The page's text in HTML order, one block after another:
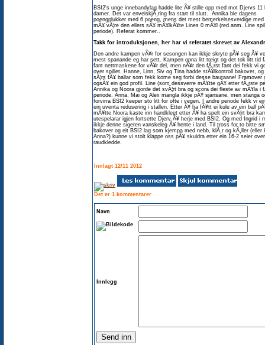
BSI2's unge innebandylag hadde lite Ã¥ stille opp med mot Djervs 11
damer. Det var enveiskjÃ¸ring fra start til slutt. Annika ble dagens
poengplukker med 6 poeng, mens det mest bemerkelsesverdige med
mÃ¥ vÃ¦re den ellers sÃ¥ mÃ¥lkÃ¥te Lines 0 mÃ¥l (red.anm. Line
periode). Referat kommer..
Takk for introduksjonen, her har vi referatet skrevet av
Den andre kampen vÃ¥r for sesongen kan ikkje skryte pÃ¥ seg Ã¥
mest spanande eg har sett. Kampen opna litt treigt og det tok litt tid
fant nettmaskene for vÃ¥r del, men nÃ¥r den fÃ¸rst fant dei fekk vi
over spillet. Hanne, Linn, Siv og Tina hadde stÃ¥lkontroll bakover,
sÃ¦rs fÃ¥ ballar som fekk kome seg forbi desse bautaane! Framover
ogsÃ¥ ein god profil. Line (som dessverre mÃ¥tte gÃ¥ etter fÃ¸rste
Annika og Noora gjorde det svÃ¦rt bra og scora dei fleste av mÃ¥la i
periode. Anna, Mai og Alex mangla ikkje pÃ¥ sjansane, men stanga
forvirra BSI2 keeper sto litt for ofte i vegen. I andre periode fekk vi
ein uventa redusering i stallen. Etter Ã¥ ha fÃ¥tt ei kule av ein ball
mÃ¥tte Noora kaste inn handkleet etter Ã¥ ha spelt ein svÃ¦rt bra
utespelarar igjen fortsette Djerv Ã¥ herje med BSI2. Og med Ingrid i
ikkje denne sigeren vanskeleg Ã¥ hente i land. Til tross for to bitte
bakover og eit BSI2 lag som kjempa med nebb, klÃ¸r og kÃ¸ller (eller
Anna?) kunne vi stolt klappe oss pÃ¥ skuldra etter ein 16-2 seier
raudkledde.
Innlagt 12/11 2012
Det er 1 kommentarer
Navn
Innlegg